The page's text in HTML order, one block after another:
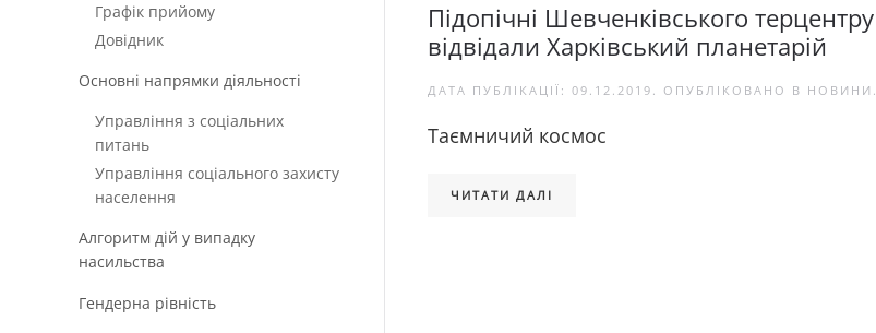
Підопічні Шевченківського терцентру
відвідали Харківський планетарій
ДАТА ПУБЛІКАЦІЇ: 09.12.2019 . ОПУБЛІКОВАНО В НОВИНИ .
Таємничий космос
ЧИТАТИ ДАЛІ
Графік прийому
Довідник
Основні напрямки діяльності
Управління з соціальних
питань
Управління соціального захисту
населення
Алгоритм дій у випадку
насильства
Гендерна рівність